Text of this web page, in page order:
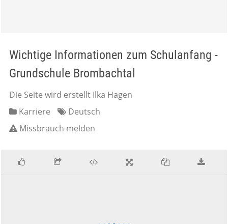
Wichtige Informationen zum Schulanfang -
Grundschule Brombachtal
Die Seite wird erstellt Ilka Hagen
Karriere
Deutsch
Missbrauch melden